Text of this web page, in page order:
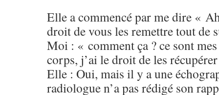
Elle a commencé par me dire «
droit de vous les remettre tout de
Moi : « comment ça ? ce sont
corps, j’ai le droit de les
Elle : Oui, mais il y a une
radiologue n’a pas rédigé son